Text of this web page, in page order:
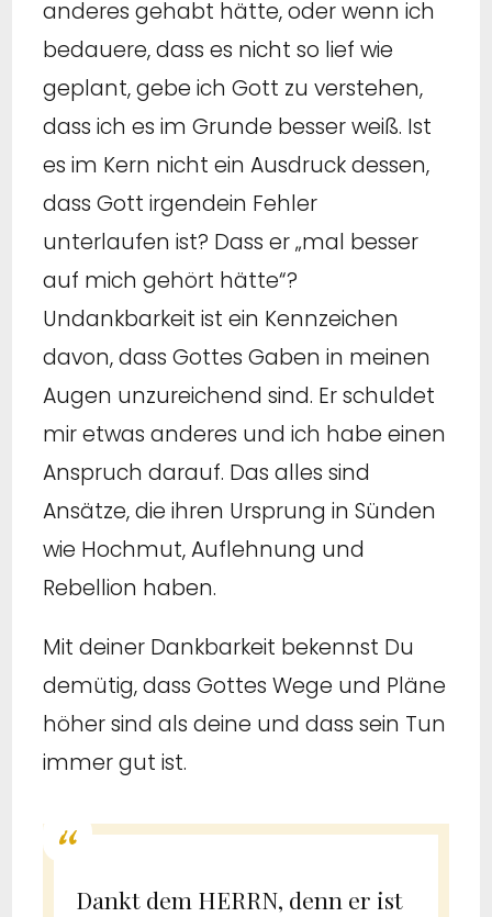
anderes gehabt hätte, oder wenn ich
bedauere, dass es nicht so lief wie
geplant, gebe ich Gott zu verstehen,
dass ich es im Grunde besser weiß. Ist
es im Kern nicht ein Ausdruck dessen,
dass Gott irgendein Fehler
unterlaufen ist? Dass er „mal besser
auf mich gehört hätte“?
Undankbarkeit ist ein Kennzeichen
davon, dass Gottes Gaben in meinen
Augen unzureichend sind. Er schuldet
mir etwas anderes und ich habe einen
Anspruch darauf. Das alles sind
Ansätze, die ihren Ursprung in Sünden
wie Hochmut, Auflehnung und
Rebellion haben.
Mit deiner Dankbarkeit bekennst Du
demütig, dass Gottes Wege und Pläne
höher sind als deine und dass sein Tun
immer gut ist.
Dankt dem HERRN, denn er ist